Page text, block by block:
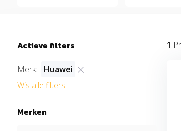
Actieve filters
Merk:
Huawei
Wis alle filters
Merken
1